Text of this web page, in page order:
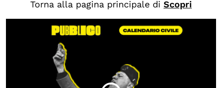
Biblioteca
Mostre digitali
I CONTENUTI
Osservatori di ricerca
Torna alla pagina principale di Scopri